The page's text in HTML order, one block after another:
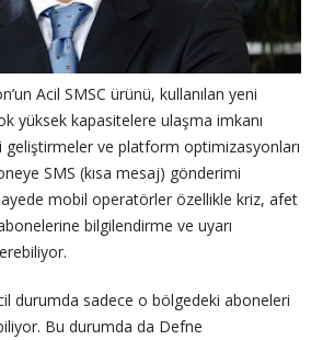
Acil SMSC ürünü, kullanılan yeni
yüksek kapasitelere ulaşma imkanı
geliştirmeler ve platform optimizasyonları
SMS (kısa mesaj) gönderimi
mobil operatörler özellikle kriz, afet
bilgilendirme ve uyarı
durumda sadece o bölgedeki aboneleri
Bu durumda da Defne